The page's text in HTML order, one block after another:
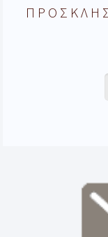
Π Ρ Ο Σ Κ Λ Η